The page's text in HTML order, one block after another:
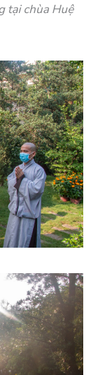
tại chùa Huệ